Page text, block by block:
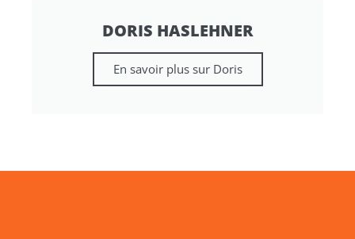
DORIS HASLEHNER
En savoir plus sur Doris